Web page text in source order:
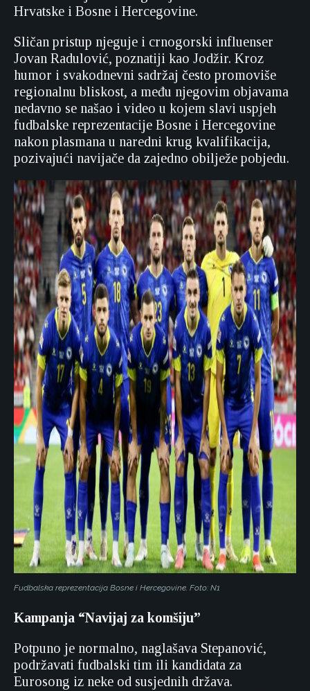
Hrvatske i Bosne i Hercegovine.
Sličan pristup njeguje i crnogorski influenser
Jovan Radulović, poznatiji kao Jodžir. Kroz
humor i svakodnevni sadržaj često promoviše
regionalnu bliskost, a među njegovim objavama
nedavno se našao i video u kojem slavi uspjeh
fudbalske reprezentacije Bosne i Hercegovine
nakon plasmana u naredni krug kvalifikacija,
pozivajući navijače da zajedno obilježe pobjedu.
Fudbalska reprezentacija Bosne i Hercegovine. Foto: N1
Kampanja “Navijaj za komšiju”
Potpuno je normalno, naglašava Stepanović,
podržavati fudbalski tim ili kandidata za
Eurosong iz neke od susjednih država.